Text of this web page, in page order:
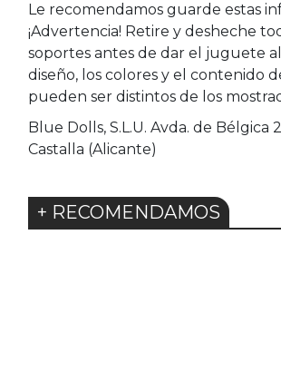
Le recomendamos guarde estas
¡Advertencia! Retire y desheche
soportes antes de dar el juguete al
diseño, los colores y el contenido
pueden ser distintos de los
Blue Dolls, S.L.U. Avda. de Bélgica
Castalla (Alicante)
+ RECOMENDAMOS